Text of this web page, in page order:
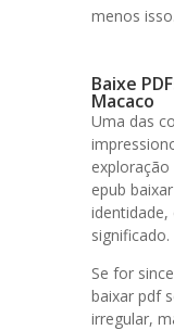
menos isso.
Baixe
Macaco
Uma das
epub
identidade,
significado.
Se for
baixar pdf
irregular,